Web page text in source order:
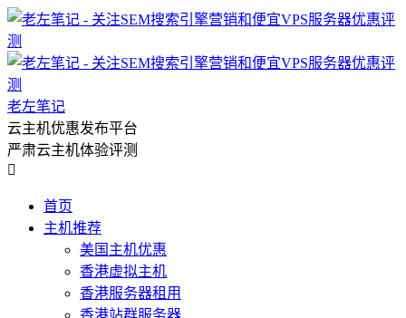
老左笔记
云主机优惠发布平台
严肃云主机体验评测

首页
主机推荐
美国主机优惠
香港虚拟主机
香港服务器租用
香港站群服务器